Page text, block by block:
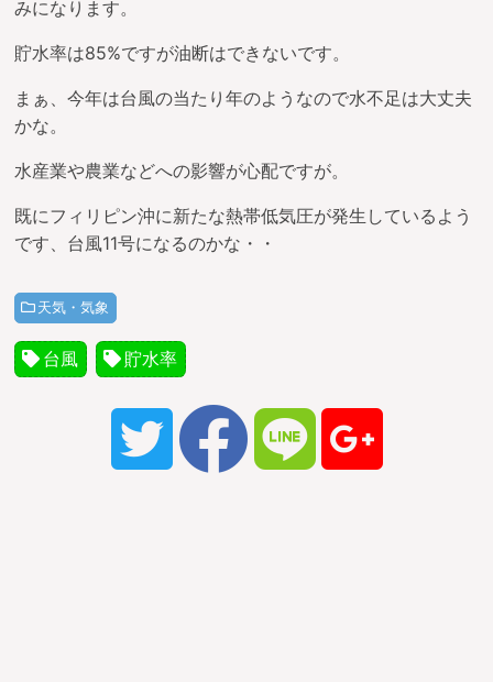
みになります。
貯水率は85%ですが油断はできないです。
まぁ、今年は台風の当たり年のようなので水不足は大丈夫
かな。
水産業や農業などへの影響が心配ですが。
既にフィリピン沖に新たな熱帯低気圧が発生しているよう
です、台風11号になるのかな・・
天気・気象
台風 貯水率